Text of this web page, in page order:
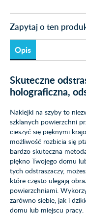
Zapytaj o ten
Opis
Skuteczne
holograficzna,
Naklejki na szyby to
szklanych powierzchni
cieszyć się pięknymi
możliwość rozbicia się
bardzo skuteczna
piękno Twojego domu
tych odstraszaczy,
które często ulegają
powierzchniami.
zarówno siebie, jak i
domu lub miejscu pracy.